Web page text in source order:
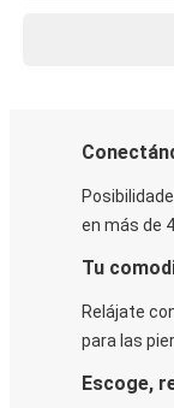
en más de
Tu
Relájate
para las
Escoge,